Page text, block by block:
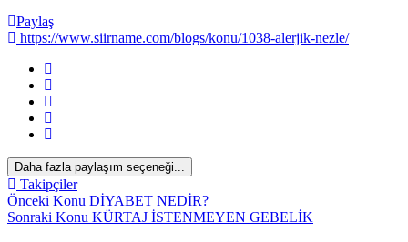
Paylaş
https://www.siirname.com/blogs/konu/1038-alerjik-nezle/
Daha fazla paylaşım seçeneği...
Takipçiler
Önceki Konu DİYABET NEDİR?
Sonraki Konu KÜRTAJ İSTENMEYEN GEBELİK